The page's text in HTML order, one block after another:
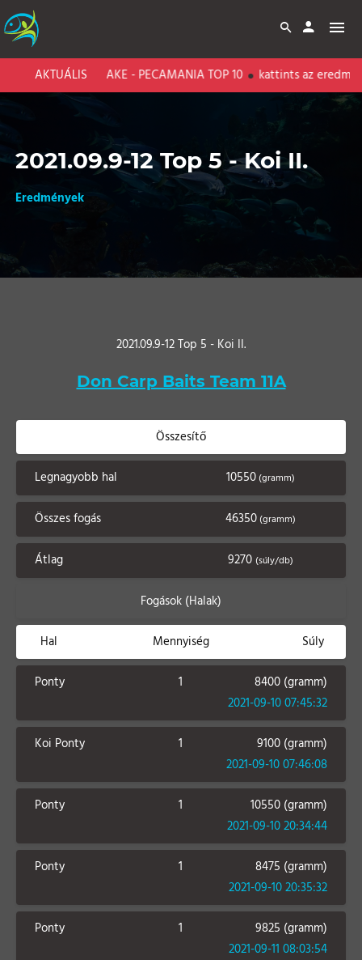
AKTUÁLIS
BARI CARP LAKE - PECAMANIA TOP 10 kattints az
2021.09.9-12 Top 5 - Koi II.
Eredmények
2021.09.9-12 Top 5 - Koi II.
Don Carp Baits Team 11A
Összesítő
Legnagyobb hal 10550(gramm)
Összes fogás 46350(gramm)
Átlag 9270 (súly/db)
Fogások (Halak)
Hal Mennyiség Súly
Ponty 1
8400 (gramm)
2021-09-10 07:45:32
Koi Ponty 1
9100 (gramm)
2021-09-10 07:46:08
Ponty 1
10550 (gramm)
2021-09-10 20:34:44
Ponty 1
8475 (gramm)
2021-09-10 20:35:32
Ponty 1
9825 (gramm)
2021-09-11 08:03:54